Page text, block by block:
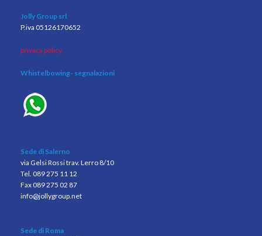
Jolly Group srl
P.iva 05126170652
privacy policy
Whistelbowing- segnalazioni
Sede di Salerno
via Gelsi Rossi trav. Lerro 8/10
Tel. 089 275 11 12
Fax 089 275 02 87
info@jollygroup.net
Sede di Roma